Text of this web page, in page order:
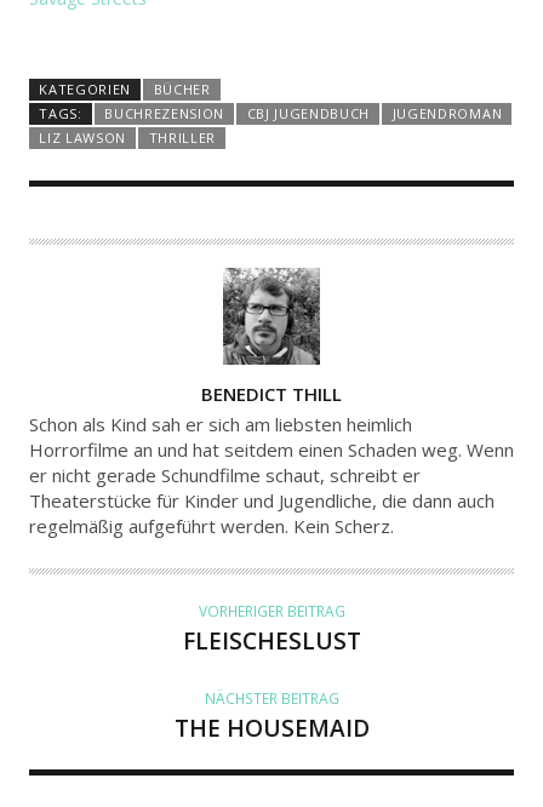
KATEGORIEN
BÜCHER
TAGS:
BUCHREZENSION CBJ JUGENDBUCH
JUGENDROMAN
LIZ LAWSON
THRILLER
U
T
O
R
BENEDICT THILL
Schon als Kind sah er sich am liebsten heimlich
Horrorfilme an und hat seitdem einen Schaden weg. Wenn
er nicht gerade Schundfilme schaut, schreibt er
Theaterstücke für Kinder und Jugendliche, die dann auch
regelmäßig aufgeführt werden. Kein Scherz.
VORHERIGER BEITRAG
FLEISCHESLUST
NÄCHSTER BEITRAG
THE HOUSEMAID